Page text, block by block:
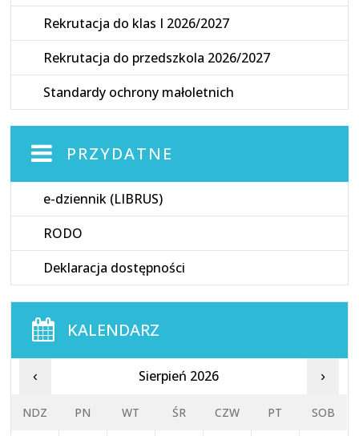
Rekrutacja do klas I 2026/2027
Rekrutacja do przedszkola 2026/2027
Standardy ochrony małoletnich
PRZYDATNE
e-dziennik (LIBRUS)
RODO
Deklaracja dostępności
KALENDARZ
‹ Sierpień 2026 ›
NDZ PN WT ŚR CZW PT SOB